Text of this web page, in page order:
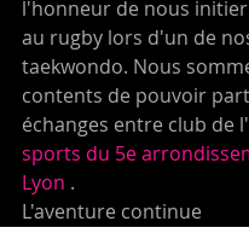
l'honneur de nous
au rugby lors d'un de
taekwondo. Nous
contents de pouvoir
échanges entre club de l'
sports du 5e
Lyon .
L'aventure continue